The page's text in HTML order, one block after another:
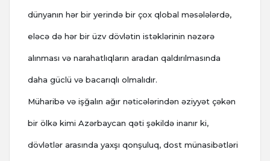
dünyanın hər bir yerində bir çox qlobal məsələlərdə,
eləcə də hər bir üzv dövlətin istəklərinin nəzərə
alınması və narahatlıqların aradan qaldırılmasında
daha güclü və bacarıqlı olmalıdır.
Müharibə və işğalın ağır nəticələrindən əziyyət çəkən
bir ölkə kimi Azərbaycan qəti şəkildə inanır ki,
dövlətlər arasında yaxşı qonşuluq, dost münasibətləri